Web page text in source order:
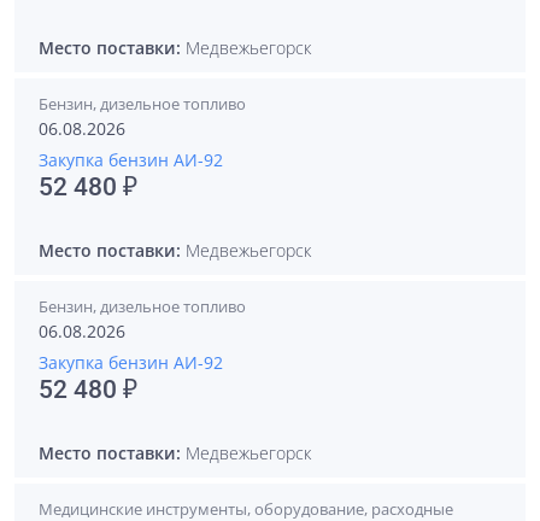
Место поставки: Медвежьегорск
Бензин, дизельное топливо
06.08.2026
Закупка бензин АИ-92
52 480 ₽
Место поставки: Медвежьегорск
Бензин, дизельное топливо
06.08.2026
Закупка бензин АИ-92
52 480 ₽
Место поставки: Медвежьегорск
Медицинские инструменты, оборудование, расходные